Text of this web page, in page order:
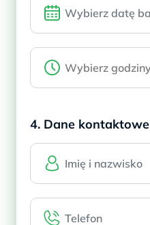
4. Dane kontaktowe